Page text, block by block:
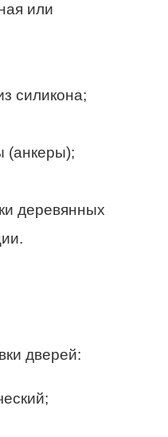
или
силикона;
(анкеры);
деревянных
дверей: